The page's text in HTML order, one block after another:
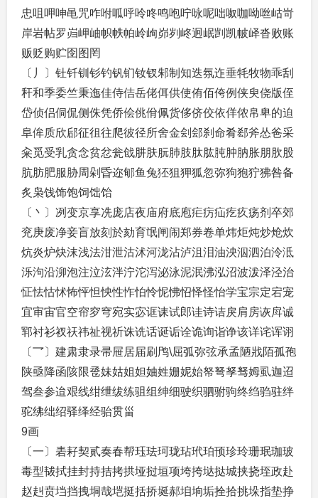
忠咀呷呻黾咒咋咐呱呼呤咚鸣咆咛咏呢咄呶咖呦咝岵岢
岸岩帖罗岿岬岫帜帙帕岭岣峁刿峂迥岷剀凯帔峄沓败账
贩贬购贮囹图罔
〔丿〕钍钎钏钐钓钒钔钕钗邾制知迭氛迮垂牦牧物乖刮
秆和季委竺秉迤佳侍佶岳佬佴供使侑佰侉例侠臾侥版侄
岱侦侣侗侃侧侏凭侨侩佻佾佩货侈侪佼依佯侬帛卑的迫
阜侔质欣郈征徂往爬彼径所舍金刽郐刹命肴郄斧怂爸采
籴觅受乳贪念贫忿瓮戗肼肤朊肺肢肽肱肫肿肭胀朋肷股
肮肪肥服胁周剁昏迩郇鱼兔狉狙狎狐忽弥狗狍狞狒咎备
炙枭饯饰饱饲饳饴
〔丶〕冽变京享冼庞店夜庙府底庖疟疠疝疙疚疡剂卒郊
兖庚废净妾盲放刻於劾育氓闸闹郑券卷单炜炬炖炒炝炊
炕炎炉炔沫浅法泔泄沽沭河泷沾泸沮泪油泱泅泗泊泠泜
泺泃沿泖泡注泣泫泮泞沱泻泌泳泥泯沸泓沼波泼泽泾治
怔怯怙怵怖怦怛怏性怍怕怜怩怫怊怿怪怡学宝宗定宕宠
宜审宙官空帘穸穹宛实宓诓诔试郎诖诗诘戾肩房诙戽诚
郓衬衫衩祆祎祉视祈诛诜话诞诟诠诡询诣诤该详诧诨诩
〔乛〕建肃隶录帚屉居届刷鸤\屈弧弥弦承孟陋戕陌孤孢
陕亟降函陔限卺妹姑姐妲妯姓姗妮始帑弩孥驽姆虱迦迢
驾叁参迨艰线绀绁绂练驵组绅细驶织驷驸驹终绉驺驻绊
驼绋绌绍驿绎经骀贯甾
9画
〔一〕砉耔契贰奏春帮珏珐珂珑玷玳珀顸珍玲珊珉珈玻
毒型韨拭挂封持拮拷拱垭挝垣项垮挎垯挞城挟挠垤政赴
赵赳贲垱挡拽垌哉垲挺括挢埏郝垍垧垢拴拾挑垛指垫挣